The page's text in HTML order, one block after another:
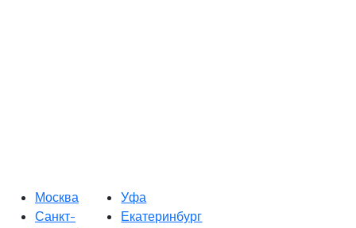
Москва
Санкт-
Уфа
Екатеринбург